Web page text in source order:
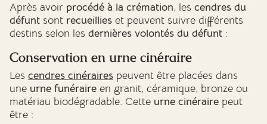
Après avoir procédé à la crémation, les cendres du
défunt sont recueillies et peuvent suivre différents
destins selon les dernières volontés du défunt :
Conservation en urne cinéraire
Les cendres cinéraires peuvent être placées dans
une urne funéraire en granit, céramique, bronze ou
matériau biodégradable. Cette urne cinéraire peut
être :